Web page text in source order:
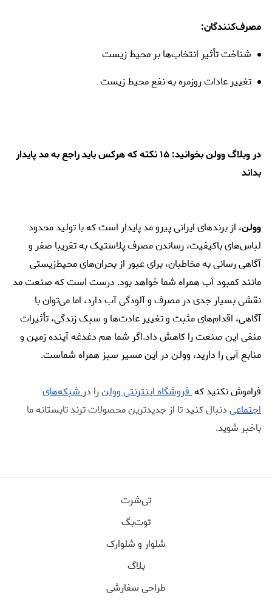
مصرف‌کنندگان:
شناخت تأثیر انتخاب‌ها بر محیط زیست
تغییر عادات روزمره به نفع محیط زیست
در وبلاگ وولن بخوانید:
۱۵ نکته که هرکس باید راجع به مد پایدار
بداند
وولن، از برندهای ایرانیپیرو مد پایدار است که با تولید محدود
لباس‌های باکیفیت، رساندن مصرف پلاستیک به تقریبا صفر و
آگاهی رسانی به مخاطبان، برای عبور از بحران‌های محیط‌زیستی
مانند کمبود آب همراه شما خواهد بود. درست است که صنعت مد
نقشی بسیار جدی در مصرف و آلودگی آب دارد، اما می‌توان با
آگاهی، اقدام‌های مثبت و تغییر عادت‌ها و سبک زندگی، تأثیرات
منفی این صنعت را کاهش داد.اگر شما هم دغدغه آینده زمین و
منابع آبی را دارید، وولن در این مسیر سبز همراه شماست.
فراموش نکنید کهفروشگاه اینترنتی وولنرا درشبکه‌های
اجتماعیدنبال کنید تا از جدیدترین محصولات ترند تابستانه ما
باخبر شوید.
تی‌شرت
توت‌بگ
شلوار و شلوارک
بلاگ
طراحی سفارشی